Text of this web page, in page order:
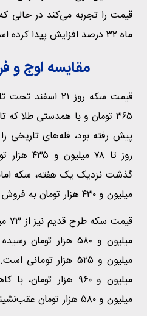
قیمت را تجربه می‌کند در
ماه ۳۲ درصد افزایش پیدا کرده است.
مقایسه اوج و
پیش رفته بود، قله‌های تاریخی
روز تا ۷۸
میلیون و ۴۳۰ هزار تومان به فروش می‌رسد.
میلیون و ۵۸۰ هزار
میلیون و ۵۸۰ هزار تومان عقب‌نشینی کرده است.